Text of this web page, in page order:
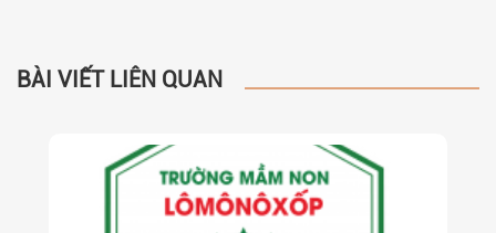
BÀI VIẾT LIÊN QUAN